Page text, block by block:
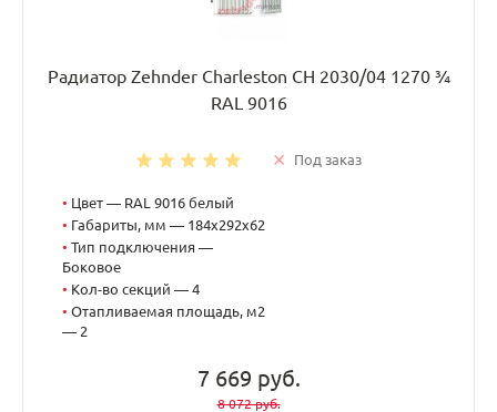
Радиатор Zehnder Charleston CH 2030/04 1270 ¾
RAL 9016
Под заказ
• Цвет — RAL 9016 белый
• Габариты, мм — 184x292x62
• Тип подключения —
Боковое
• Кол-во секций — 4
• Отапливаемая площадь, м2
— 2
7 669 руб.
8 072 руб.